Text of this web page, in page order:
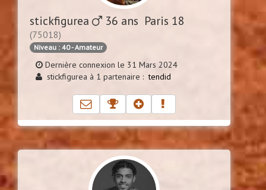
stickfigurea 36 ans Paris 18
(75018)
Niveau : 40 - Amateur
Dernière connexion le 31 Mars 2024
stickfigurea à 1 partenaire :tendid